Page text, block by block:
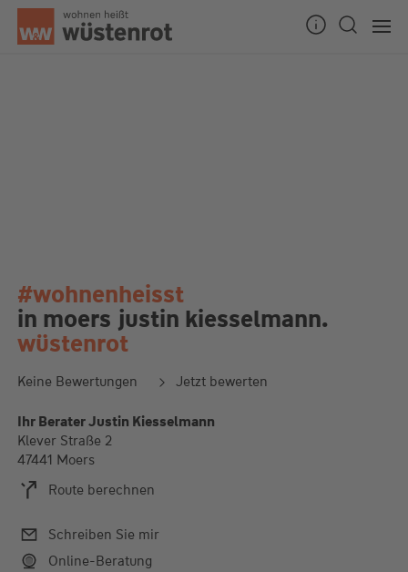
#wohnenheisst
in moers justin kiesselmann.
wüstenrot
Keine Bewertungen Jetzt bewerten
Ihr Berater Justin Kiesselmann
Klever Straße 2
47441 Moers
Route berechnen
Schreiben Sie mir
Online-Beratung